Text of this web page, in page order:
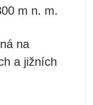
m n. m.
na
a jižních